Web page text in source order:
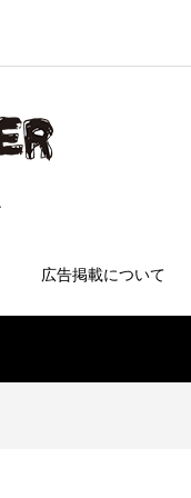
広告掲載について